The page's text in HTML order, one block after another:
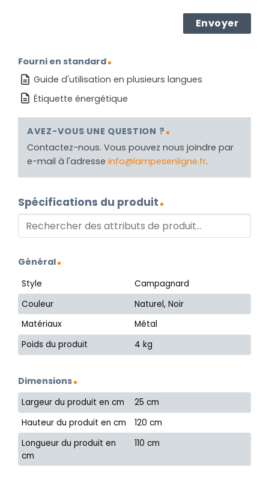
Fourni en standard
Guide d'utilisation en plusieurs langues
Étiquette énergétique
AVEZ-VOUS UNE QUESTION ?
Contactez-nous. Vous pouvez nous joindre par
e-mail à l'adresse info@lampesenligne.fr.
Spécifications du produit
Général
Style
Campagnard
Couleur
Naturel, Noir
Matériaux
Métal
Poids du produit
4 kg
Dimensions
Largeur du produit en cm
25 cm
Hauteur du produit en cm
120 cm
Longueur du produit en
cm
110 cm